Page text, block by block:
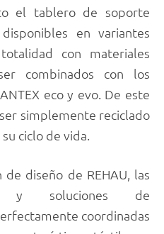
el tablero de soporte
en variantes
con materiales
combinados con los
eco y evo. De este
simplemente reciclado
ciclo de vida.
de diseño de REHAU, las
y soluciones de
coordinadas